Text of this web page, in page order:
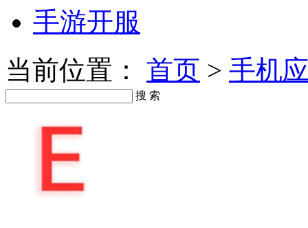
手游开服
当前位置： 首页 > 手机
搜 索